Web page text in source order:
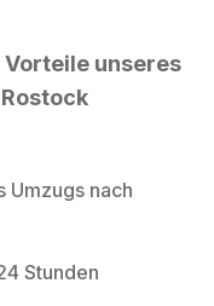
Vorteile unseres
Umzugs nach
Stunden